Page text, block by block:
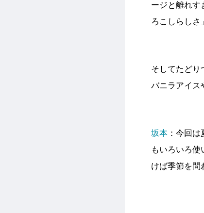
ージと離れす
ろこしらしさ
そしてたどり
バニラアイス
坂本 ：今回
もいろいろ
けば季節を問